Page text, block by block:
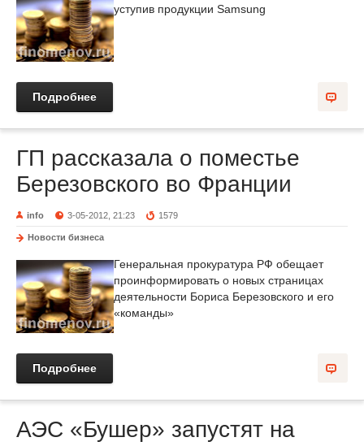
уступив продукции Samsung
Подробнее
ГП рассказала о поместье
Березовского во Франции
info 3-05-2012, 21:23 1579
Новости бизнеса
Генеральная прокуратура РФ обещает
проинформировать о новых страницах
деятельности Бориса Березовского и его
«команды»
Подробнее
АЭС «Бушер» запустят на